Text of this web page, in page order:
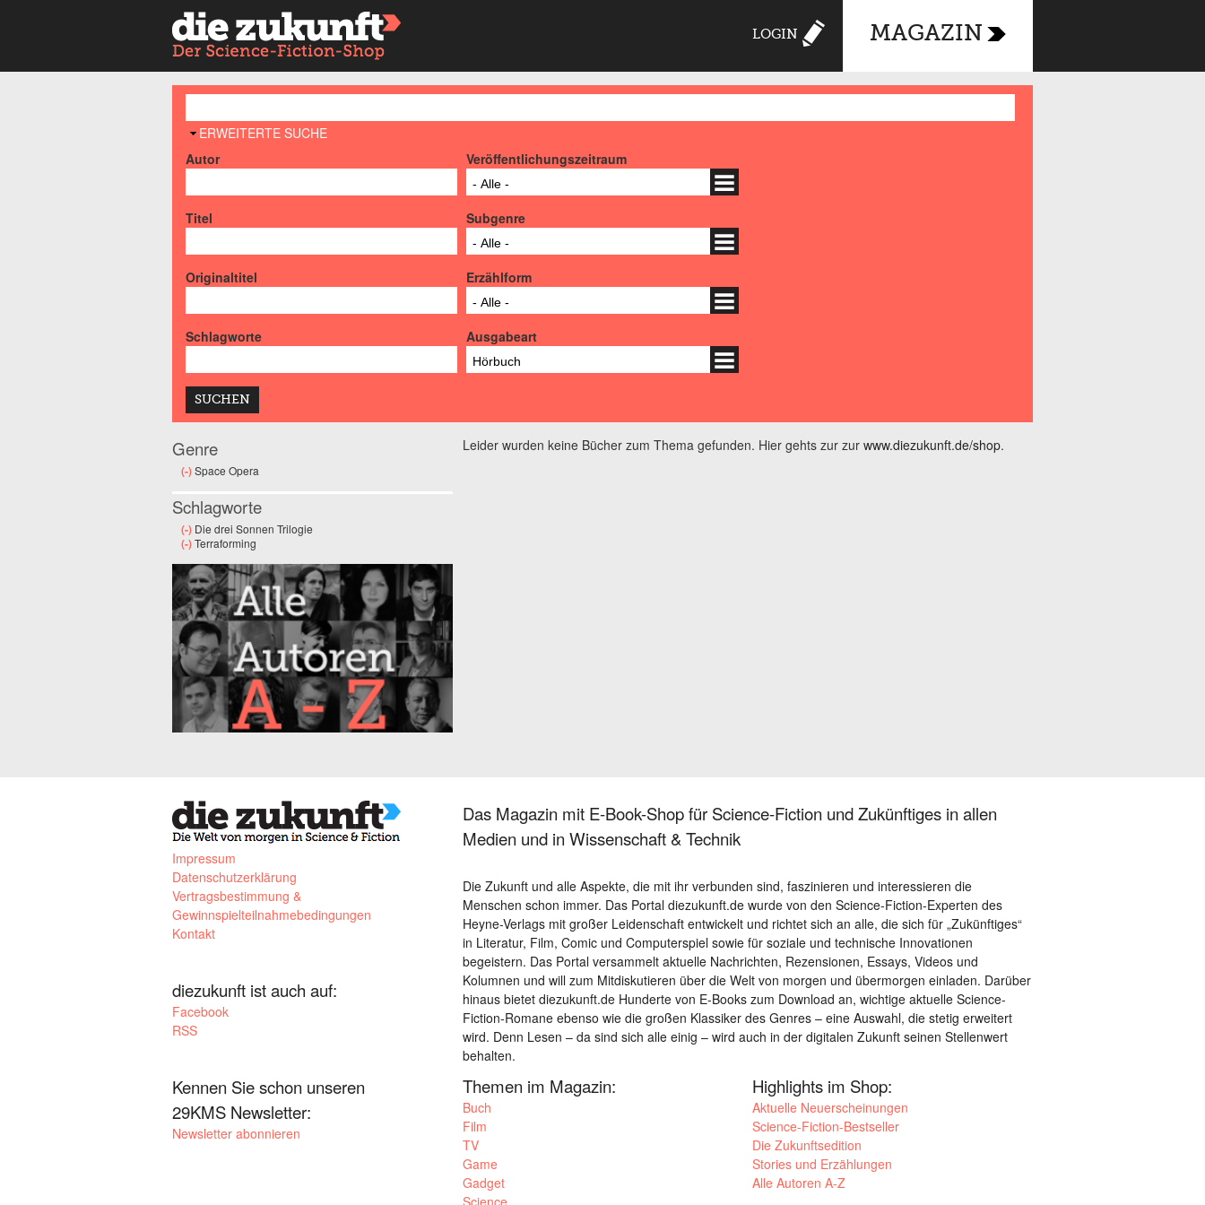
LOGIN MAGAZIN
AUSBLENDEN
ERWEITERTE SUCHE
Autor
Veröffentlichungszeitraum
- Alle -
Titel Subgenre
- Alle -
Originaltitel Erzählform
- Alle -
Schlagworte Ausgabeart
Hörbuch
Leider wurden keine Bücher zum Thema gefunden. Hier gehts zur zur www.diezukunft.de/shop.
Genre
(-)Remove Space Opera filter
Space Opera
Schlagworte
(-) Remove Die drei Sonnen Trilogie filter
Die drei Sonnen Trilogie
(-)Remove Terraforming filter
Terraforming
Impressum
Datenschutzerklärung
Vertragsbestimmung &
Gewinnspielteilnahmebedingungen
Kontakt
diezukunft ist auch auf:
Facebook
RSS
Kennen Sie schon unseren
29KMS Newsletter:
Newsletter abonnieren
Das Magazin mit E-Book-Shop für Science-Fiction und Zukünftiges in allen
Medien und in Wissenschaft & Technik
Die Zukunft und alle Aspekte, die mit ihr verbunden sind, faszinieren und interessieren die
Menschen schon immer. Das Portal diezukunft.de wurde von den Science-Fiction-Experten des
Heyne-Verlags mit großer Leidenschaft entwickelt und richtet sich an alle, die sich für „Zukünftiges“
in Literatur, Film, Comic und Computerspiel sowie für soziale und technische Innovationen
begeistern. Das Portal versammelt aktuelle Nachrichten, Rezensionen, Essays, Videos und
Kolumnen und will zum Mitdiskutieren über die Welt von morgen und übermorgen einladen. Darüber
hinaus bietet diezukunft.de Hunderte von E-Books zum Download an, wichtige aktuelle Science-
Fiction-Romane ebenso wie die großen Klassiker des Genres – eine Auswahl, die stetig erweitert
wird. Denn Lesen – da sind sich alle einig – wird auch in der digitalen Zukunft seinen Stellenwert
behalten.
Themen im Magazin:
Buch
Film
TV
Game
Gadget
Science
Highlights im Shop:
Aktuelle Neuerscheinungen
Science-Fiction-Bestseller
Die Zukunftsedition
Stories und Erzählungen
Alle Autoren A-Z